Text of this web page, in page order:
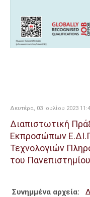
Δευτέρα, 03 Ιουλίου 2023
Διαπιστωτική
Εκπροσώπων
Τεχνολογιών
του
Συνημμένα αρχεία: